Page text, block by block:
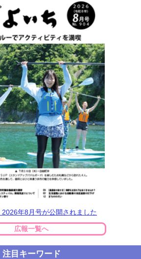
2026年8月号が公開されました
広報一覧へ
注目キーワード